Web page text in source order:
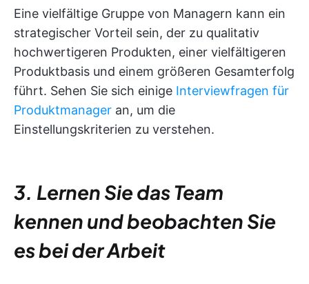
Eine vielfältige Gruppe von Managern kann ein
strategischer Vorteil sein, der zu qualitativ
hochwertigeren Produkten, einer vielfältigeren
Produktbasis und einem größeren Gesamterfolg
führt. Sehen Sie sich einige Interviewfragen für
Produktmanager an, um die
Einstellungskriterien zu verstehen.
3. Lernen Sie das Team
kennen und beobachten Sie
es bei der Arbeit